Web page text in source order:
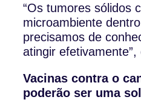
“Os tumores sólidos
microambiente
precisamos de
atingir
Vacinas contra o
poderão ser uma